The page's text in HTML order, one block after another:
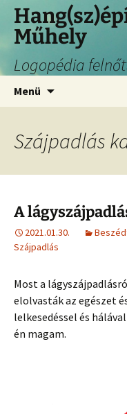
Műhely
Logopédia
Menü
Szájpadlás
A
2021.01.30.
Szájpadlás
Most a
elolvasták az egészet
lelkesedéssel és
én magam.